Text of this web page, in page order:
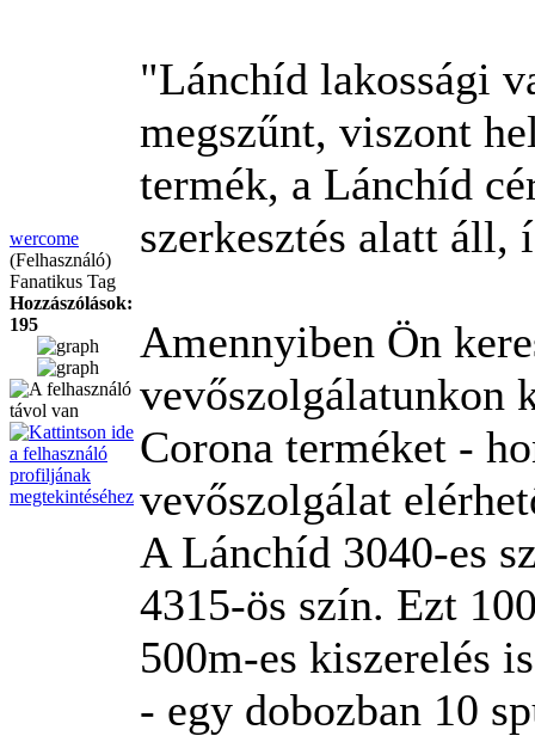
wercome
(Felhasználó)
Fanatikus Tag
Hozzászólások:
195
"Lánchíd lakossági
megszűnt, viszont
termék, a Lánchíd
szerkesztés alatt áll,
Amennyiben Ön
vevőszolgálatunkon
Corona terméket -
vevőszolgálat
A Lánchíd 3040-es
4315-ös szín. Ezt
500m-es kiszerelés
- egy dobozban 10